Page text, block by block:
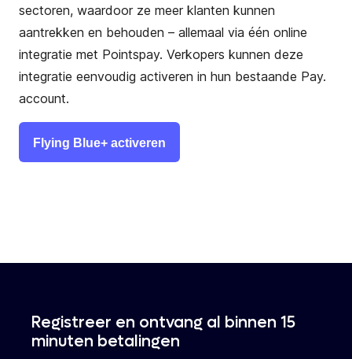
sectoren, waardoor ze meer klanten kunnen
aantrekken en behouden – allemaal via één online
integratie met Pointspay. Verkopers kunnen deze
integratie eenvoudig activeren in hun bestaande Pay.
account.
Flying Blue+ activeren
Registreer en ontvang al binnen 15
minuten betalingen